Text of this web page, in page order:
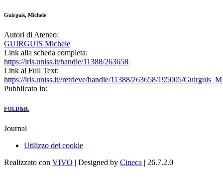
Guirguis, Michele
Autori di Ateneo:
GUIRGUIS Michele
Link alla scheda completa:
https://iris.uniss.it/handle/11388/263658
Link al Full Text:
https://iris.uniss.it//retrieve/handle/11388/263658/195005/
Pubblicato in:
FOLD&R.
Journal
Utilizzo dei cookie
Realizzato con VIVO | Designed by Cineca | 26.7.2.0